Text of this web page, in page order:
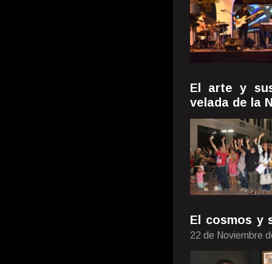
El arte y
velada de la
El cosmos y
22 de Noviembre